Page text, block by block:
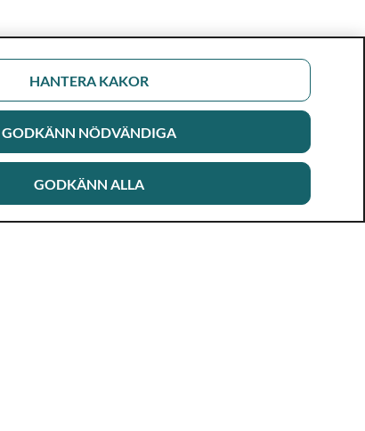
HANTERA KAKOR
GODKÄNN NÖDVÄNDIGA
GODKÄNN ALLA